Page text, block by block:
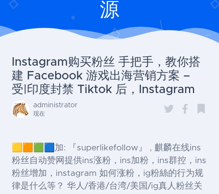
源
Instagram购买粉丝 手把手，教你搭
建 Facebook 游戏出海营销方案 –
受|印度封禁 Tiktok 后，Instagram
administrator
现在
🟨🟧🟩🟦加: 『superlikefollow』 , 麒麟在线ins
粉丝自动赞网提供ins涨粉，ins加粉，ins群控，ins
粉丝增加，instagram 如何涨粉，ig粉絲的行为规
律是什么等？ 华人/香港/台湾/美国/ig真人粉丝关